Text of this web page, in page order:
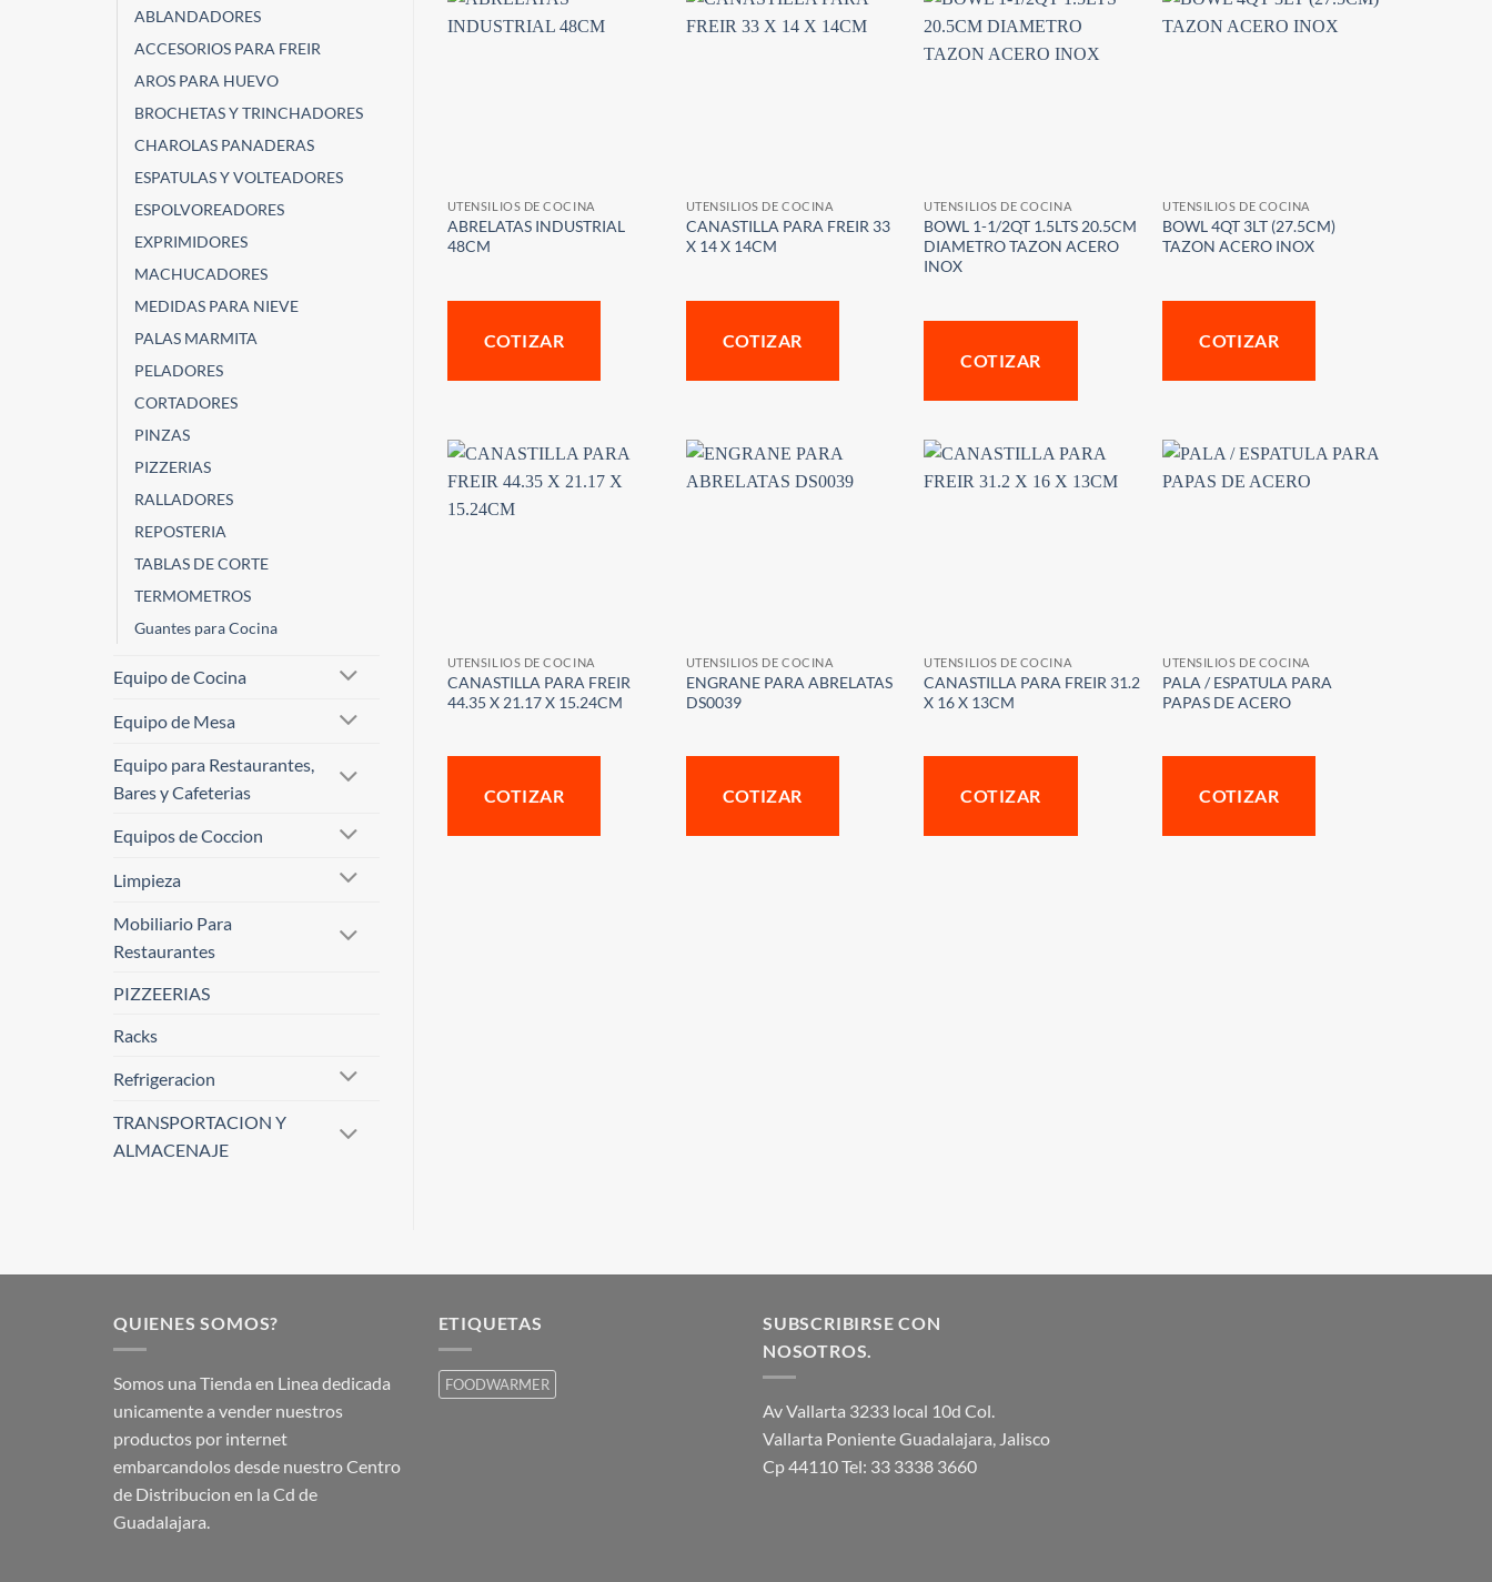
ABLANDADORES
ACCESORIOS PARA FREIR
AROS PARA HUEVO
BROCHETAS Y TRINCHADORES
CHAROLAS PANADERAS
ESPATULAS Y VOLTEADORES
ESPOLVOREADORES
EXPRIMIDORES
MACHUCADORES
MEDIDAS PARA NIEVE
PALAS MARMITA
PELADORES
CORTADORES
PINZAS
PIZZERIAS
RALLADORES
REPOSTERIA
TABLAS DE CORTE
TERMOMETROS
Guantes para Cocina
Equipo de Cocina
Equipo de Mesa
Equipo para Restaurantes,
Bares y Cafeterias
Equipos de Coccion
Limpieza
Mobiliario Para
Restaurantes
PIZZEERIAS
Racks
Refrigeracion
TRANSPORTACION Y
ALMACENAJE
UTENSILIOS DE COCINA
ABRELATAS INDUSTRIAL
48CM
COTIZAR
UTENSILIOS DE COCINA
CANASTILLA PARA FREIR 33
X 14 X 14CM
COTIZAR
UTENSILIOS DE COCINA
BOWL 1-1/2QT 1.5LTS 20.5CM
DIAMETRO TAZON ACERO
INOX
COTIZAR
UTENSILIOS DE COCINA
BOWL 4QT 3LT (27.5CM)
TAZON ACERO INOX
COTIZAR
UTENSILIOS DE COCINA
CANASTILLA PARA FREIR
44.35 X 21.17 X 15.24CM
COTIZAR
UTENSILIOS DE COCINA
ENGRANE PARA ABRELATAS
DS0039
COTIZAR
UTENSILIOS DE COCINA
CANASTILLA PARA FREIR 31.2
X 16 X 13CM
COTIZAR
UTENSILIOS DE COCINA
PALA / ESPATULA PARA
PAPAS DE ACERO
COTIZAR
QUIENES SOMOS?
Somos una Tienda en Linea dedicada
unicamente a vender nuestros
productos por internet
embarcandolos desde nuestro Centro
de Distribucion en la Cd de
Guadalajara.
ETIQUETAS
FOODWARMER
SUBSCRIBIRSE CON
NOSOTROS.
Av Vallarta 3233 local 10d Col.
Vallarta Poniente Guadalajara, Jalisco
Cp 44110 Tel: 33 3338 3660